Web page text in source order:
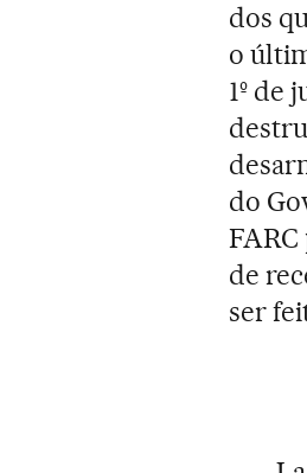
dos
o
1º de
do
de
ser